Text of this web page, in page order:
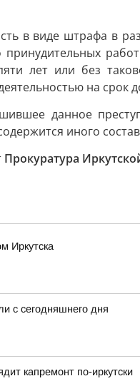
в виде штрафа в
лет или без
на срок
данное
иного
Прокуратура
Иркутска
с сегодняшнего дня
капремонт по-иркутски